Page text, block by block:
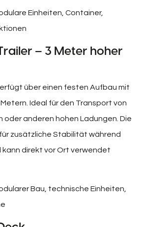
Einheiten, Container,
– 3 Meter hoher
über einen festen Aufbau mit
Ideal für den Transport von
oder anderen hohen Ladungen. Die
zusätzliche Stabilität während
direkt vor Ort verwendet
Bau, technische Einheiten,